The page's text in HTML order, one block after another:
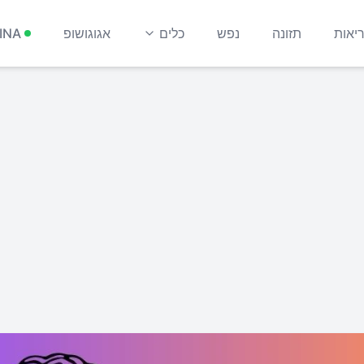
תזונה נפש כלים אגוגושופ